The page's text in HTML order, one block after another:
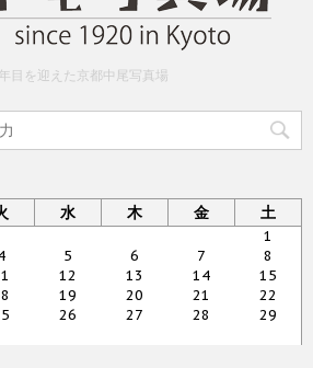
目を迎えた京都中尾写真場
水 木 金 土
1
5 6 7
8
12 13 14
15
19 20 21
22
26 27 28
29